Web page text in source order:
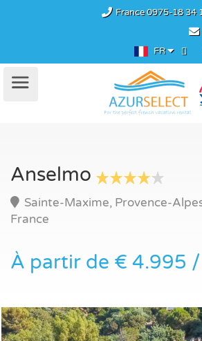
France0975-18 34
FR
Anselmo
Sainte-Maxime, Provence-
France
À partir de € 4.995 /